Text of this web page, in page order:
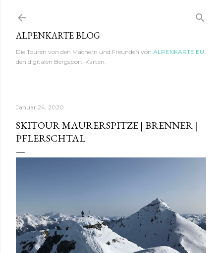
ALPENKARTE BLOG
Die Touren von den Machern und Freunden von ALPENKARTE.EU,
den digitalen Bergsport-Karten.
Januar 24, 2020
SKITOUR MAURERSPITZE | BRENNER |
PFLERSCHTAL